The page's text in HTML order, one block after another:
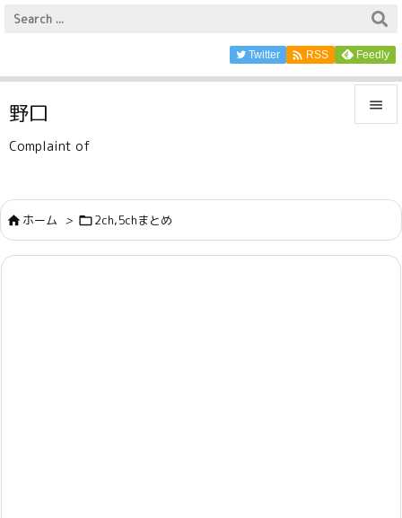

サイド

前へ
Twitter  RSS Feedly
野口
Complaint of
ホーム > 2ch,5chまとめ